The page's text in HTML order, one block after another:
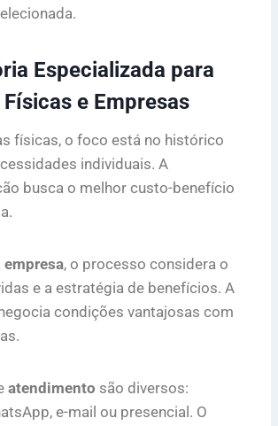
Especializada para
e Empresas
físicas, o foco está no histórico
individuais. A
busca o melhor custo-benefício
empresa, o processo considera o
e a estratégia de benefícios. A
condições vantajosas com
atendimento são diversos:
e-mail ou presencial. O